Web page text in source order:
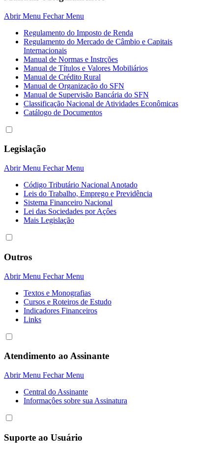
Abrir Menu Fechar Menu
Regulamento do Imposto de Renda
Regulamento do Mercado de Câmbio e Capitais
Internacionais
Manual de Normas e Instrções
Manual de Títulos e Valores Mobiliários
Manual de Crédito Rural
Manual de Organização do SFN
Manual de Supervisão Bancária do SFN
Classificação Nacional de Atividades Econômicas
Catálogo de Documentos
Legislação
Abrir Menu Fechar Menu
Código Tributário Nacional Anotado
Leis do Trabalho, Emprego e Previdência
Sistema Financeiro Nacional
Lei das Sociedades por Açôes
Mais Legislação
Outros
Abrir Menu Fechar Menu
Textos e Monografias
Cursos e Roteiros de Estudo
Indicadores Financeiros
Links
Atendimento ao Assinante
Abrir Menu Fechar Menu
Central do Assinante
Informaçôes sobre sua Assinatura
Suporte ao Usuário